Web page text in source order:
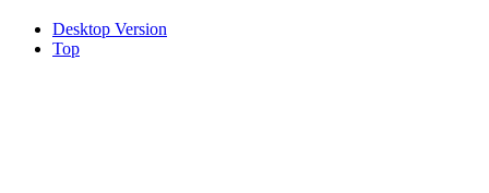
Desktop Version
Top